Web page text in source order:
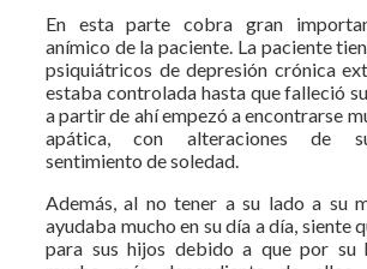
En esta parte cobra gran
anímico de la paciente. La paciente
psiquiátricos de depresión crónica
estaba controlada hasta que falleció
a partir de ahí empezó a encontrarse
apática, con alteraciones de
sentimiento de soledad.
Además, al no tener a su lado a su
ayudaba mucho en su día a día, siente
para sus hijos debido a que por su